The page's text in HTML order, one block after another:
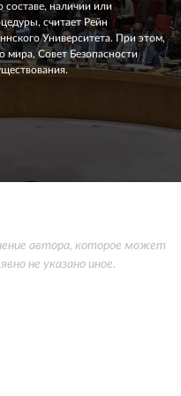
составе, наличии или
считает Рейн
Университета. При этом,
мира, Совет Безопасности
автора, которое может
не указано иное.